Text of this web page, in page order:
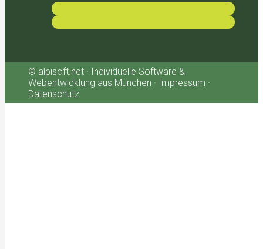
© alpisoft.net · Individuelle Software &
Webentwicklung aus München · Impressum ·
Datenschutz